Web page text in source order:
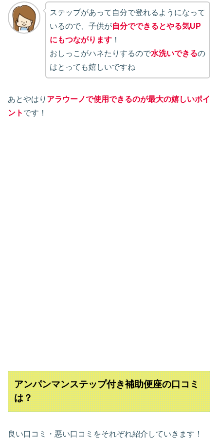
ステップがあって自分で登れるようになって
いるので、子供が自分でできるとやる気UP
にもつながります！
おしっこがハネたりするので水洗いできるの
はとっても嬉しいですね
あとやはり アラウーノで使用できるのが最大の嬉しいポイ
ント です！
アンパンマンステップ付き補助便座の口コミ
は？
良い口コミ・悪い口コミをそれぞれ紹介していきます！